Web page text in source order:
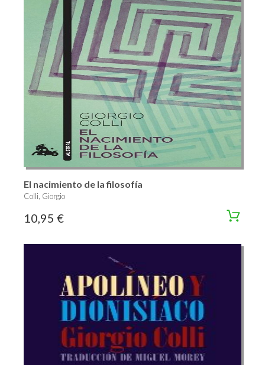
El nacimiento de la filosofía
Colli, Giorgio
10,95 €